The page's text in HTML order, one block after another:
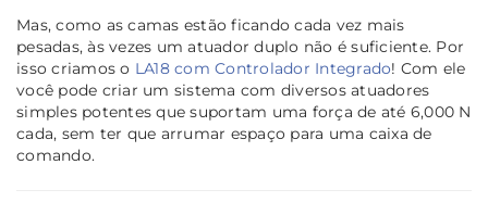
Mas, como as camas estão ficando cada vez mais
pesadas, às vezes um atuador duplo não é suficiente. Por
isso criamos o LA18 com Controlador Integrado! Com ele
você pode criar um sistema com diversos atuadores
simples potentes que suportam uma força de até 6,000 N
cada, sem ter que arrumar espaço para uma caixa de
comando.